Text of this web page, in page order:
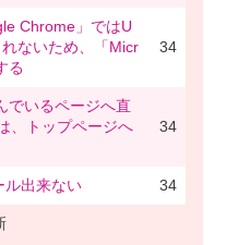
Chrome」ではU
ないため、「Micr
る
34
でいるページへ直
、トップページへ
34
ル出来ない 34